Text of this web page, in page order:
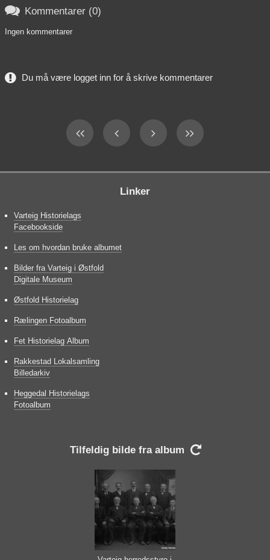
 Kommentarer (0)
Ingen kommentarer
Du må være logget inn for å skrive kommentarer
Linker
Varteig Historielags
Facebookside
Les om hvordan bruke albumet
Bilder fra Varteig i Østfold
Digitale Museum
Østfold Historielag
Rælingen Fotoalbum
Fet Historielag Album
Rakkestad Lokalsamling
Billedarkiv
Heggedal Historielags
Fotoalbum
Tilfeldig bilde fra album 